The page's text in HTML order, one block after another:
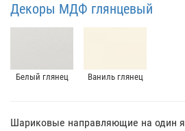
Декоры МДФ глянцевый
Белый глянец Ваниль глянец
Шариковые направляющие на один